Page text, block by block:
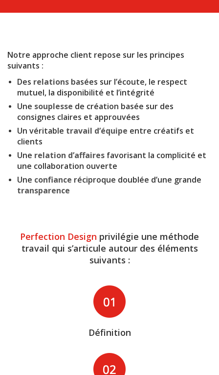
Notre approche client repose sur les principes
suivants :
Des relations basées sur l’écoute, le respect
mutuel, la disponibilité et l’intégrité
Une souplesse de création basée sur des
consignes claires et approuvées
Un véritable travail d’équipe entre créatifs et
clients
Une relation d’affaires favorisant la complicité et
une collaboration ouverte
Une confiance réciproque doublée d’une grande
transparence
Perfection Design privilégie une méthode
travail qui s’articule autour des éléments
suivants :
Définition